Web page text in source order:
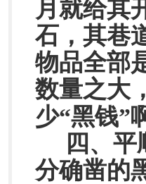
月就给其
石，其巷
物品全部
数量之大
少“黑钱”
四、
分确凿的